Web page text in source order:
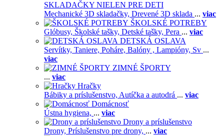
SKLADAČKY NIELEN PRE DETI
Mechanické 3D skladačky, Drevené 3D sklada ... viac
ŠKOLSKÉ POTREBY
Glóbusy, Školské tašky, Detské tašky, Pera ... viac
DETSKÁ OSLAVA
Servítky, Taniere, Poháre, Balóny , Lampióny, Sv ...
viac
ZIMNÉ ŠPORTY
... viac
Hračky
Bábiky a príslušenstvo, Autíčka a autodrá ... viac
Domácnosť
Ústna hygiena, ... viac
Drony a príslušenstvo
Drony, Príslušenstvo pre drony, ... viac